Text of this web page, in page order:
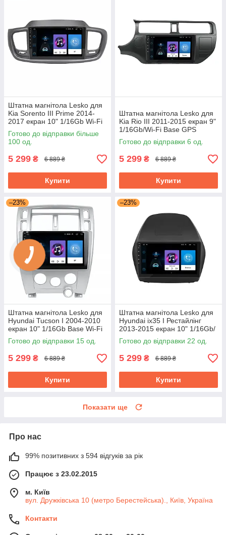
Штатна магнітола Lesko для
Kia Sorento III Prime 2014-
2017 екран 10" 1/16Gb Wi-Fi
Base GPS Android Кіа
Готово до відправки більше
100 од.
5 299 ₴ 6 889 ₴
Купити
Штатна магнітола Lesko для
Kia Rio III 2011-2015 екран 9"
1/16Gb/Wi-Fi Base GPS
Android кіа
Готово до відправки 6 од.
5 299 ₴ 6 889 ₴
Купити
–23%
Штатна магнітола Lesko для
Hyundai Tucson I 2004-2010
екран 10" 1/16Gb Base Wi-Fi
GPS Android хендай
Готово до відправки 15 од.
5 299 ₴ 6 889 ₴
Купити
–23%
Штатна магнітола Lesko для
Hyundai ix35 I Рестайлінг
2013-2015 екран 10" 1/16Gb/
Wi-Fi Base Хюндай
Готово до відправки 22 од.
5 299 ₴ 6 889 ₴
Купити
Показати ще
Про нас
99% позитивних з 594 відгуків за рік
Працює з 23.02.2015
м. Київ
вул. Дружківська 10 (метро Берестейська)., Київ, Україна
Контакти